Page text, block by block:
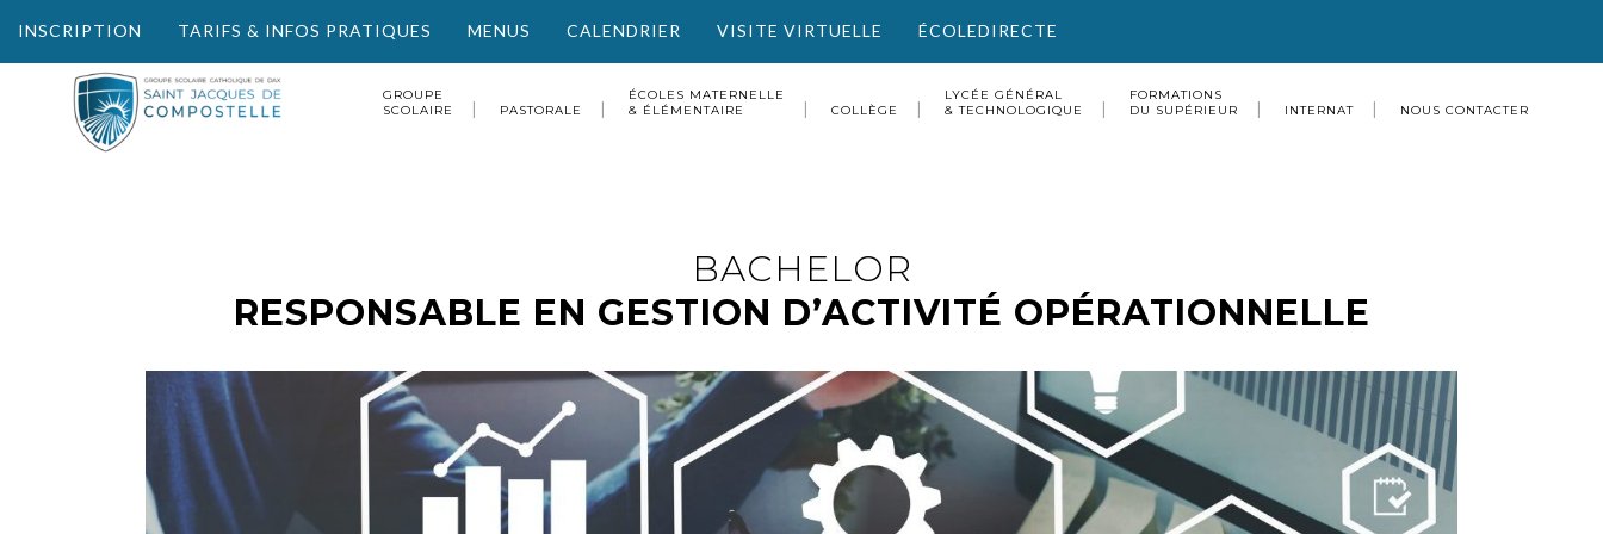
INSCRIPTION TARIFS & INFOS PRATIQUES MENUS CALENDRIER VISITE VIRTUELLE ÉCOLEDIRECTE
GROUPE
SCOLAIRE
PASTORALE
ÉCOLES MATERNELLE
& ÉLÉMENTAIRE
COLLÈGE
LYCÉE GÉNÉRAL
& TECHNOLOGIQUE
FORMATIONS
DU SUPÉRIEUR
INTERNAT NOUS CONTACTER
BACHELOR
RESPONSABLE EN GESTION D’ACTIVITÉ OPÉRATIONNELLE